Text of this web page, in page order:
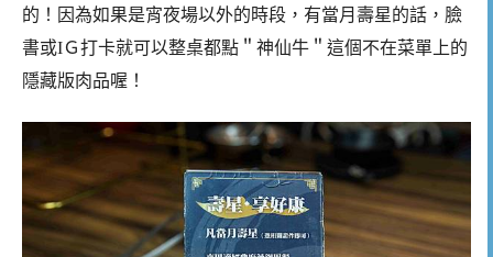
的！因為如果是宵夜場以外的時段，有當月壽星的話，臉
書或IＧ打卡就可以整桌都點＂神仙牛＂這個不在菜單上的
隱藏版肉品喔！